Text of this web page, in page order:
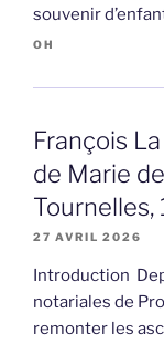
souvenir
OH
François
de Marie
Tournelles,
27 AVRIL 2026
Introduction
notariales de
remonter les